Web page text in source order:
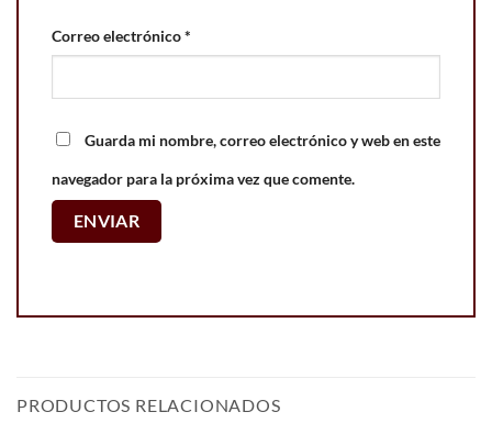
Correo electrónico*
Guarda mi nombre, correo electrónico y web en este
navegador para la próxima vez que comente.
PRODUCTOS RELACIONADOS